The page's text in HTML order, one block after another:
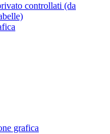
controllati (da
grafica